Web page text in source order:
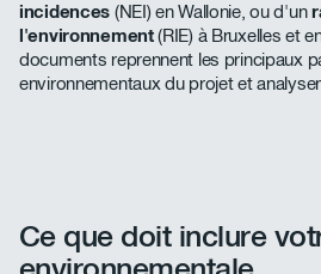
incidences (NEI) en Wallonie, ou d'un
l'environnement(RIE) à Bruxelles et
documents reprennent les principaux
environnementaux du projet et
Ce que doit inclure